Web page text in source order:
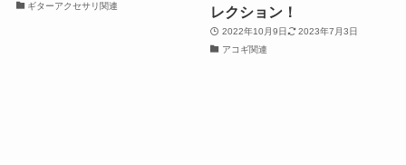
ギターアクセサリ関連
レクション！
2022年10月9日
2023年7月3日
アコギ関連